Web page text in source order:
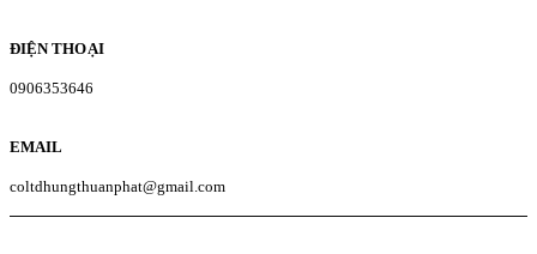
ĐIỆN THOẠI
0906353646
EMAIL
coltdhungthuanphat@gmail.com